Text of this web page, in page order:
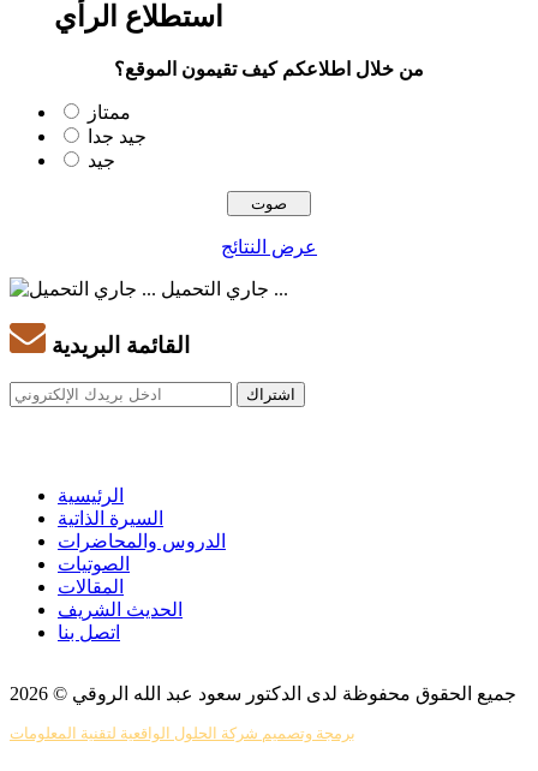
استطلاع الرأي
من خلال اطلاعكم كيف تقيمون الموقع؟
ممتاز
جيد جدا
جيد
عرض النتائج
جاري التحميل ...
القائمة البريدية
الرئيسية
السيرة الذاتية
الدروس والمحاضرات
الصوتيات
المقالات
الحديث الشريف
اتصل بنا
جميع الحقوق محفوظة لدى الدكتور سعود عبد الله الروقي © 2026
برمجة وتصميم شركة الحلول الواقعية لتقنية المعلومات